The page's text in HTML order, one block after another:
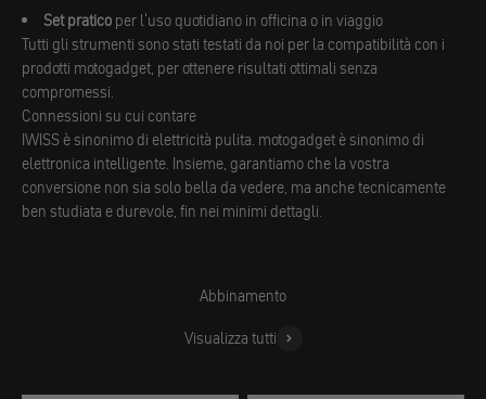
Set pratico per l'uso quotidiano in officina o in viaggio
Tutti gli strumenti sono stati testati da noi per la compatibilità con i
prodotti motogadget, per ottenere risultati ottimali senza
compromessi.
Connessioni su cui contare
IWISS è sinonimo di elettricità pulita. motogadget è sinonimo di
elettronica intelligente. Insieme, garantiamo che la vostra
conversione non sia solo bella da vedere, ma anche tecnicamente
ben studiata e durevole, fin nei minimi dettagli.
Abbinamento
Visualizza tutti